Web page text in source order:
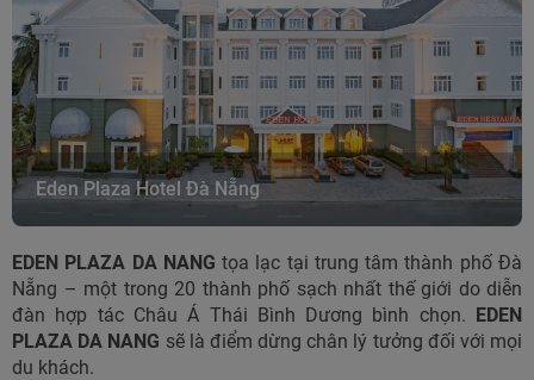
Eden Plaza Hotel Đà Nẵng
EDEN PLAZA DA NANG tọa lạc tại trung tâm thành phố Đà
Nẵng – một trong 20 thành phố sạch nhất thế giới do diễn
đàn hợp tác Châu Á Thái Bình Dương bình chọn. EDEN
PLAZA DA NANG sẽ là điểm dừng chân lý tưởng đối với mọi
du khách.